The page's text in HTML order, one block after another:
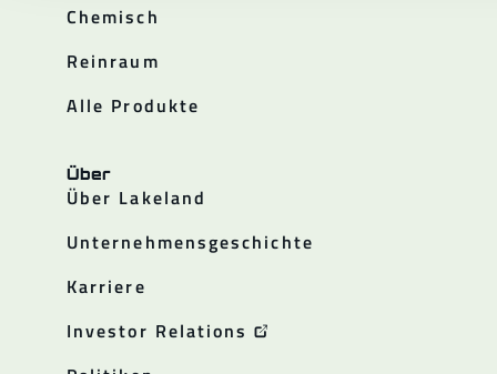
Chemisch
Reinraum
Alle Produkte
Über
Über Lakeland
Unternehmensgeschichte
Karriere
Investor Relations